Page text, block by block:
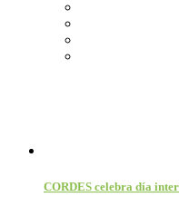
CORDES celebra día